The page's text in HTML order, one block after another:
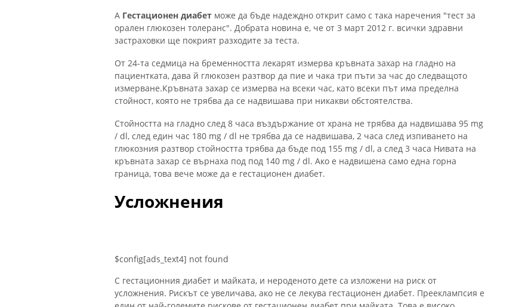
А Гестационен диабет може да бъде надеждно открит само с така наречения "тест за
орален глюкозен толеранс". Добрата новина е, че от 3 март 2012 г. всички здравни
застраховки ще покрият разходите за теста.
От 24-та седмица на бременността лекарят измерва кръвната захар на гладно на
пациентката, дава й глюкозен разтвор да пие и чака три пъти за час до следващото
измерване.Кръвната захар се измерва на всеки час, като всеки път има пределна
стойност, която не трябва да се надвишава при никакви обстоятелства.
Стойността на гладно след 8 часа въздържание от храна не трябва да надвишава 95 mg
/ dl, след един час 180 mg / dl не трябва да се надвишава, 2 часа след изпиването на
глюкозния разтвор стойността трябва да бъде под 155 mg / dl, а след 3 часа Нивата на
кръвната захар се върнаха под под 140 mg / dl. Ако е надвишена само една горна
граница, това вече може да е гестационен диабет.
Усложнения
$config[ads_text4] not found
С гестационния диабет и майката, и нероденото дете са изложени на риск от
усложнения. Рискът се увеличава, ако не се лекува гестационен диабет. Прееклампсия е